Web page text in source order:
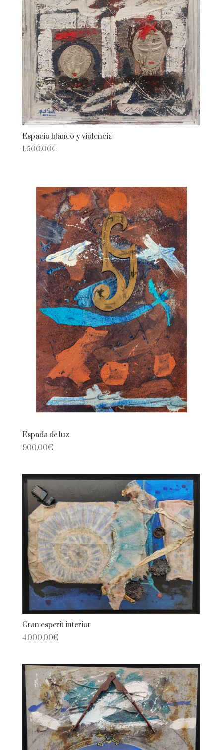
Espacio blanco y violencia
1.500,00€
Espada de luz
900,00€
Gran esperit interior
4.000,00€